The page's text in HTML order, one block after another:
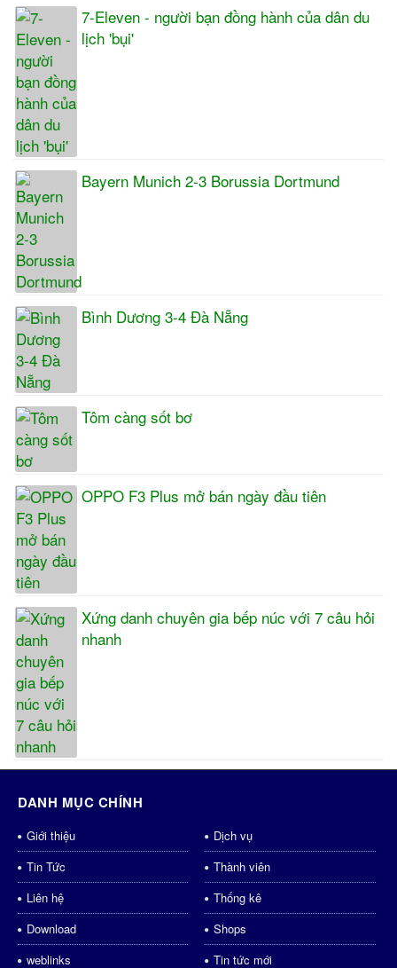
7-Eleven - người bạn đồng hành của dân du
lịch 'bụi'
Bayern Munich 2-3 Borussia Dortmund
Bình Dương 3-4 Đà Nẵng
Tôm càng sốt bơ
OPPO F3 Plus mở bán ngày đầu tiên
Xứng danh chuyên gia bếp núc với 7 câu hỏi
nhanh
DANH MỤC CHÍNH
Giới thiệu
Dịch vụ
Tin Tức
Thành viên
Liên hệ
Thống kê
Download
Shops
weblinks
Tin tức mới